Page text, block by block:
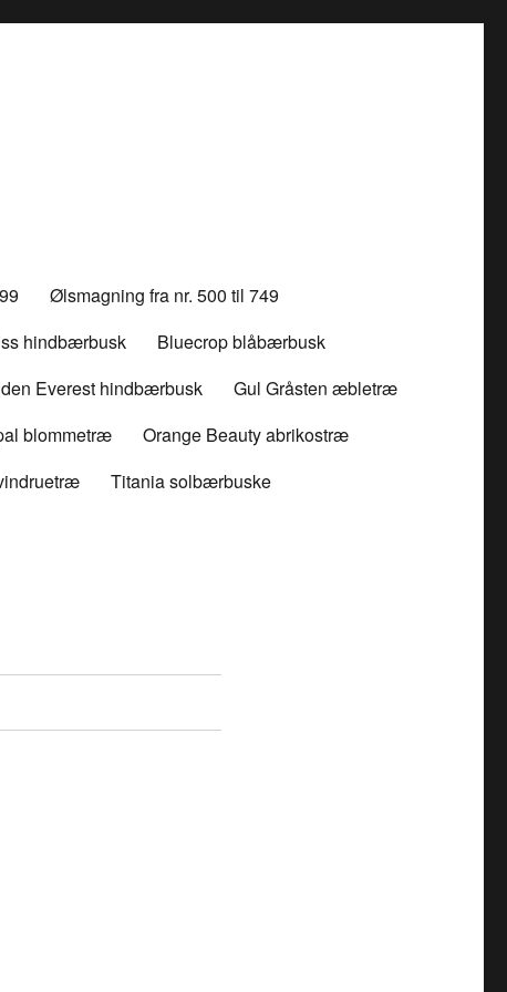
Ølsmagning fra nr. 500 til 749
hindbærbusk
Bluecrop blåbærbusk
Everest hindbærbusk
Gul Gråsten æbletræ
blommetræ
Orange Beauty abrikostræ
Titania solbærbuske